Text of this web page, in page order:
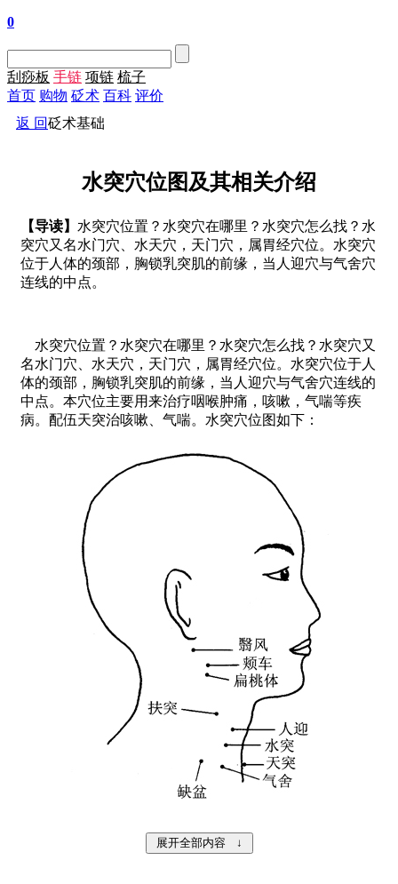
0
刮痧板 手链 项链 梳子
首页 购物 砭术 百科 评价
返 回砭术基础
水突穴位图及其相关介绍
【导读】 水突穴位置？水突穴在哪里？水突穴怎么找？水
突穴又名水门穴、水天穴，天门穴，属胃经穴位。水突穴
位于人体的颈部，胸锁乳突肌的前缘，当人迎穴与气舍穴
连线的中点。
水突穴位置？水突穴在哪里？水突穴怎么找？水突穴又
名水门穴、水天穴，天门穴，属胃经穴位。水突穴位于人
体的颈部，胸锁乳突肌的前缘，当人迎穴与气舍穴连线的
中点。本穴位主要用来治疗咽喉肿痛，咳嗽，气喘等疾
病。配伍天突治咳嗽、气喘。水突穴位图如下：